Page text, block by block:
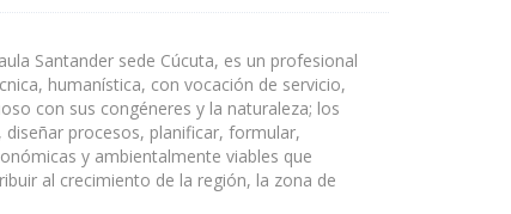
Santander sede Cúcuta, es un profesional
humanística, con vocación de servicio,
con sus congéneres y la naturaleza; los
procesos, planificar, formular,
y ambientalmente viables que
al crecimiento de la región, la zona de